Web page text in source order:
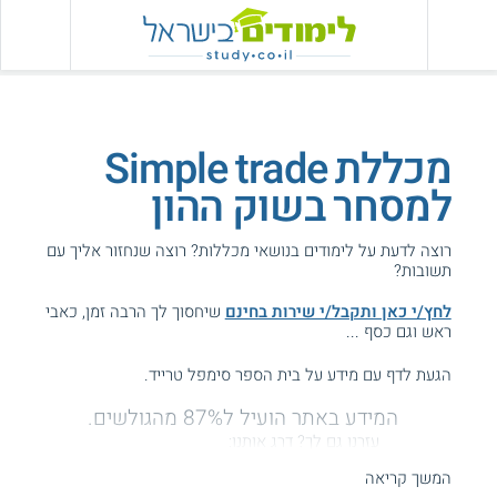
מכללת Simple trade
למסחר בשוק ההון
רוצה לדעת על לימודים בנושאי מכללות? רוצה שנחזור אליך עם
תשובות?
לחץ/י כאן ותקבל/י שירות בחינם שיחסוך לך הרבה זמן, כאבי
ראש וגם כסף ...
הגעת לדף עם מידע על בית הספר סימפל טרייד.
המידע באתר הועיל ל87% מהגולשים.
עזרנו גם לך? דרג אותנו:
המשך קריאה